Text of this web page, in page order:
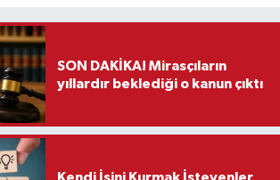
SON DAKİKA! Mirasçıların
yıllardır beklediği o kanun çıktı